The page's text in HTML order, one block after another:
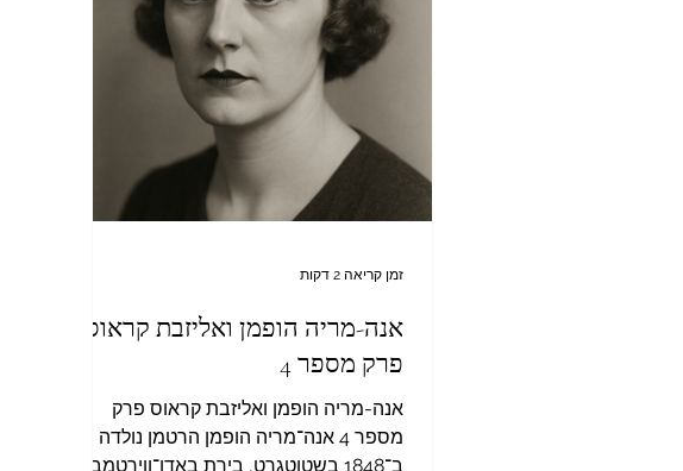
שאילץ אותה להתייצב על שרפרף בעודה
אוחזת בקופיץ הקיצוץ. תחילה ביקעה לשניים
את הקלח הירו
אנה-מריה הופמן ואליזבת קראוס
פרק מספר 4
אנה-מריה הופמן ואליזבת קראוס פרק
מספר 4 אנה־מריה הופמן הרטמן נולדה
ב־1848 בשטוטגרט, בירת באדן־ווירטמברג
זמן קריאה 2 דקות